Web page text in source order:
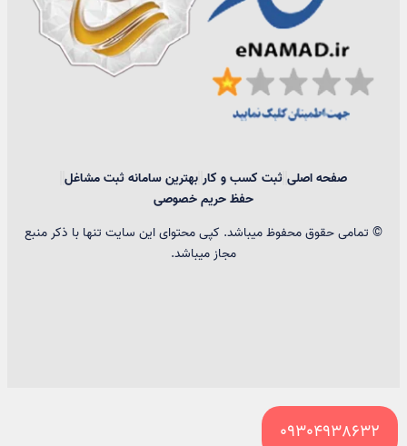
09304938632
صفحه اصلی ثبت کسب و کار بهترین سامانه ثبت مشاغل
حفظ حریم خصوصی
© تمامی حقوق محفوظ میباشد. کپی محتوای این سایت تنها با ذکر منبع
مجاز میباشد.